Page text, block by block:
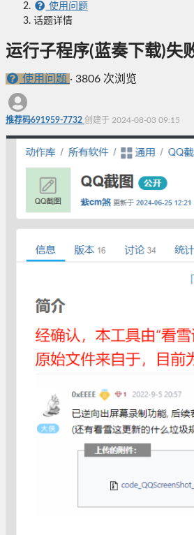
使用问题
话题详情
运行子程序(蓝奏下载)失
使用问题 · 3806 次浏览
推荐码691959-7732 创建于 2024-08-03 09:15